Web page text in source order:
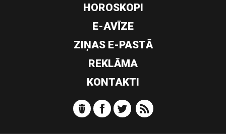
HOROSKOPI
E-AVĪZE
ZIŅAS E-PASTĀ
REKLĀMA
KONTAKTI